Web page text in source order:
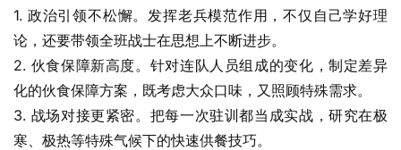
1. 政治引领不松懈。发挥老兵模范作用，不仅自己学好理
论，还要带领全班战士在思想上不断进步。
2. 伙食保障新高度。针对连队人员组成的变化，制定差异
化的伙食保障方案，既考虑大众口味，又照顾特殊需求。
3. 战场对接更紧密。把每一次驻训都当成实战，研究在极
寒、极热等特殊气候下的快速供餐技巧。